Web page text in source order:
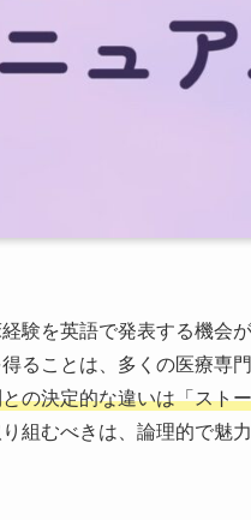
験を英語で発表する機会
ることは、多くの医療専
の決定的な違いは「スト
組むべきは、論理的で魅